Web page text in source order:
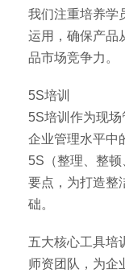
我们注重培养学
运用，确保产品
品市场竞争力。
5S培训
5S培训作为现
企业管理水平中
5S（整理、整
要点，为打造整
础。
五大核心工具培
师资团队，为企